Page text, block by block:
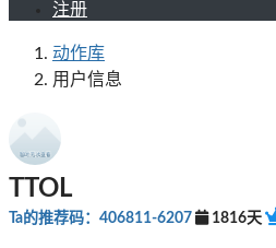
注册
动作库
用户信息
TTOL
Ta的推荐码：406811-6207 1816天